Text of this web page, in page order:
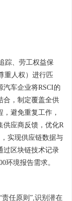
踪、劳工权益保
重人权）进行匹
车企业将RSCI的
合，制定覆盖全供
避免重复工作，
供应商反馈，优化R
实现供应链数据与
过区块链技术记录
环境报告需求。
责任原则”,识别潜在